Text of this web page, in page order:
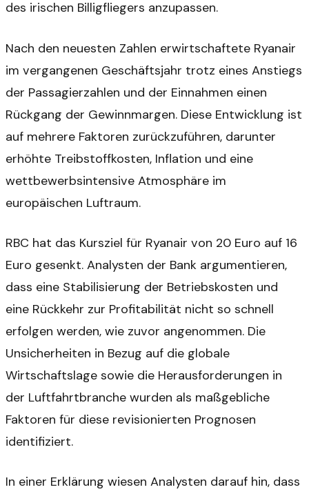
des irischen Billigfliegers anzupassen.
Nach den neuesten Zahlen erwirtschaftete Ryanair
im vergangenen Geschäftsjahr trotz eines Anstiegs
der Passagierzahlen und der Einnahmen einen
Rückgang der Gewinnmargen. Diese Entwicklung ist
auf mehrere Faktoren zurückzuführen, darunter
erhöhte Treibstoffkosten, Inflation und eine
wettbewerbsintensive Atmosphäre im
europäischen Luftraum.
RBC hat das Kursziel für Ryanair von 20 Euro auf 16
Euro gesenkt. Analysten der Bank argumentieren,
dass eine Stabilisierung der Betriebskosten und
eine Rückkehr zur Profitabilität nicht so schnell
erfolgen werden, wie zuvor angenommen. Die
Unsicherheiten in Bezug auf die globale
Wirtschaftslage sowie die Herausforderungen in
der Luftfahrtbranche wurden als maßgebliche
Faktoren für diese revisionierten Prognosen
identifiziert.
In einer Erklärung wiesen Analysten darauf hin, dass